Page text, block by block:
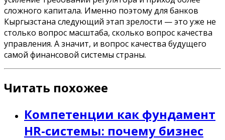
сложного капитала. Именно поэтому для банков
Кыргызстана следующий этап зрелости — это уже не
столько вопрос масштаба, сколько вопрос качества
управления. А значит, и вопрос качества будущего
самой финансовой системы страны.
Читать похожее
Компетенции как фундамент
HR-системы: почему бизнес